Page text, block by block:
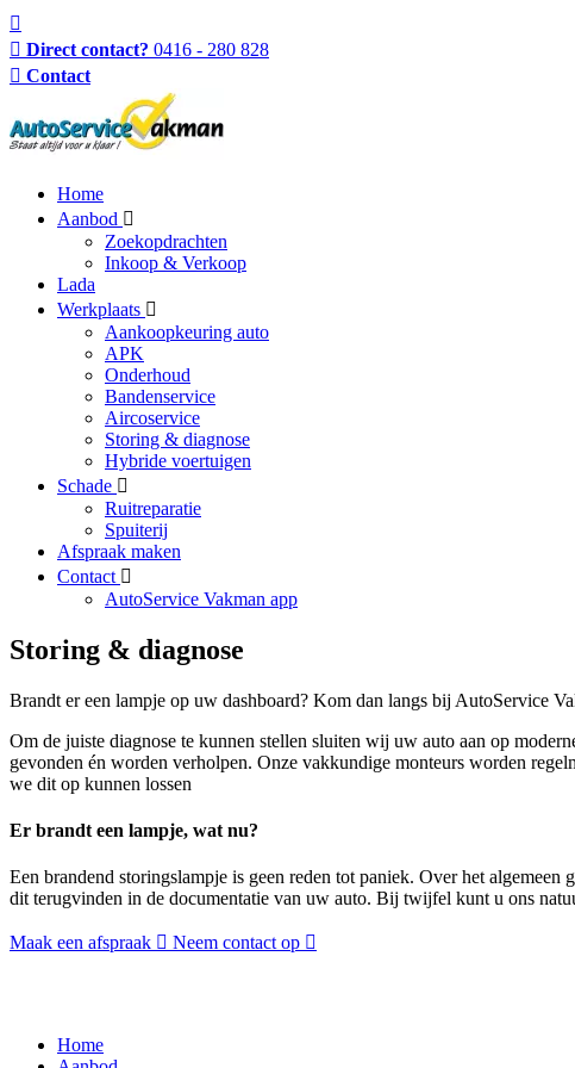
Direct contact? 0416 - 280 828
Contact
Home
Aanbod
Zoekopdrachten
Inkoop & Verkoop
Lada
Werkplaats
Aankoopkeuring auto
APK
Onderhoud
Bandenservice
Aircoservice
Storing & diagnose
Hybride voertuigen
Schade
Ruitreparatie
Spuiterij
Afspraak maken
Contact
AutoService Vakman app
Storing & diagnose
Brandt er een lampje op uw dashboard? Kom dan langs bij AutoService
Om de juiste diagnose te kunnen stellen sluiten wij uw auto aan op
gevonden én worden verholpen. Onze vakkundige monteurs worden
we dit op kunnen lossen
Er brandt een lampje, wat nu?
Een brandend storingslampje is geen reden tot paniek. Over het
dit terugvinden in de documentatie van uw auto. Bij twijfel kunt u ons
Maak een afspraak Neem contact op
Home